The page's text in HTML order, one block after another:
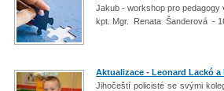
Jakub - workshop pro pedagogy
kpt. Mgr. Renata Šanderová -
Aktualizace - Leonard Lackó
Jihočeští policisté se svými